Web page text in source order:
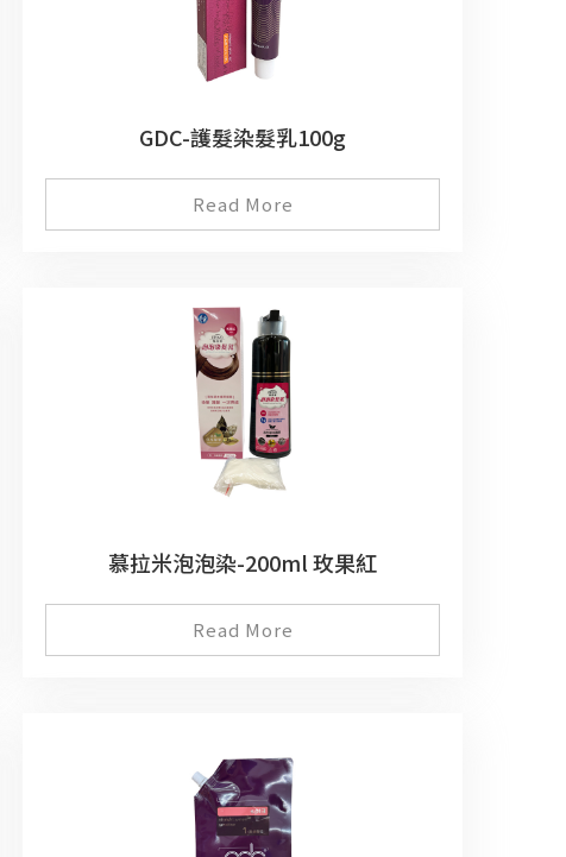
GDC-護髮染髮乳100g
Read More
慕拉米泡泡染-200ml 玫果紅
Read More